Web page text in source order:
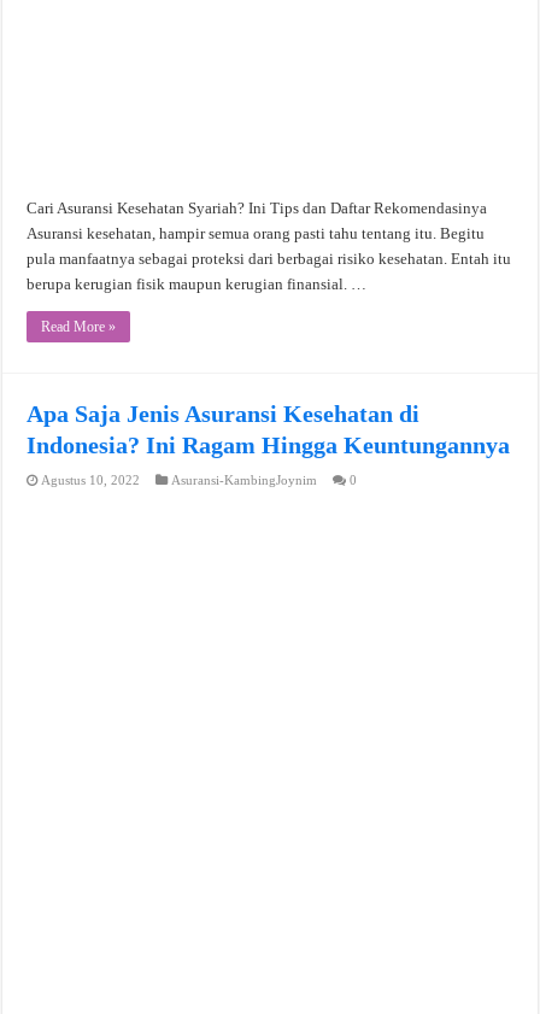
Cari Asuransi Kesehatan Syariah? Ini Tips dan Daftar Rekomendasinya
Asuransi kesehatan, hampir semua orang pasti tahu tentang itu. Begitu
pula manfaatnya sebagai proteksi dari berbagai risiko kesehatan. Entah itu
berupa kerugian fisik maupun kerugian finansial. …
Read More »
Apa Saja Jenis Asuransi Kesehatan di
Indonesia? Ini Ragam Hingga Keuntungannya
Agustus 10, 2022 Asuransi-KambingJoynim 0